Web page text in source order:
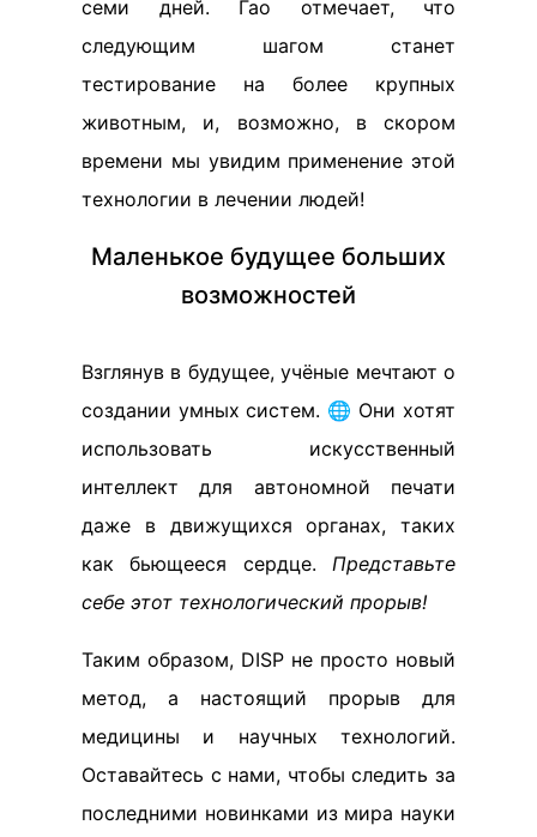
семи дней. Гао отмечает, что
следующим шагом станет
тестирование на более крупных
животным, и, возможно, в скором
времени мы увидим применение этой
технологии в лечении людей!
Маленькое будущее больших
возможностей
Взглянув в будущее, учёные мечтают о
создании умных систем. 🌐 Они хотят
использовать искусственный
интеллект для автономной печати
даже в движущихся органах, таких
как бьющееся сердце. Представьте
себе этот технологический прорыв!
Таким образом, DISP не просто новый
метод, а настоящий прорыв для
медицины и научных технологий.
Оставайтесь с нами, чтобы следить за
последними новинками из мира науки